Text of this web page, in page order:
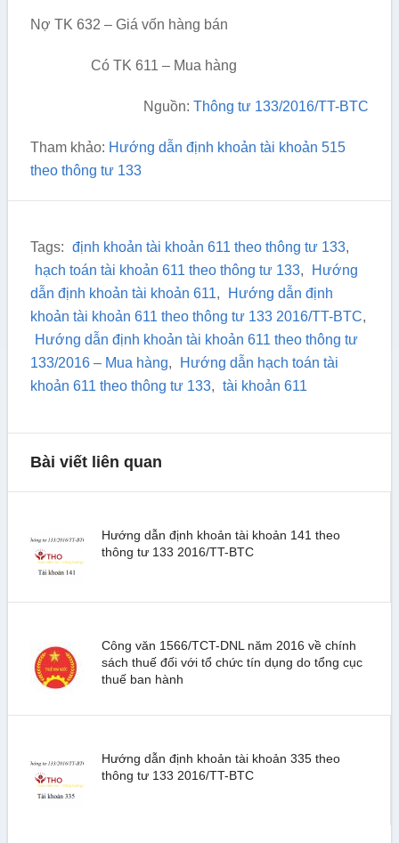
Nợ TK 632 – Giá vốn hàng bán
Có TK 611 – Mua hàng
Nguồn:Thông tư 133/2016/TT-BTC
Tham khảo: Hướng dẫn định khoản tài khoản 515
theo thông tư 133
Tags: định khoản tài khoản 611 theo thông tư 133,
hạch toán tài khoản 611 theo thông tư 133,
Hướng
dẫn định khoản tài khoản 611,
Hướng dẫn định
khoản tài khoản 611 theo thông tư 133 2016/TT-BTC,
Hướng dẫn định khoản tài khoản 611 theo thông tư
133/2016 – Mua hàng,
Hướng dẫn hạch toán tài
khoản 611 theo thông tư 133, tài khoản 611
Bài viết liên quan
Hướng dẫn định khoản tài khoản 141 theo
thông tư 133 2016/TT-BTC
Công văn 1566/TCT-DNL năm 2016 về chính
sách thuế đối với tổ chức tín dụng do tổng cục
thuế ban hành
Hướng dẫn định khoản tài khoản 335 theo
thông tư 133 2016/TT-BTC